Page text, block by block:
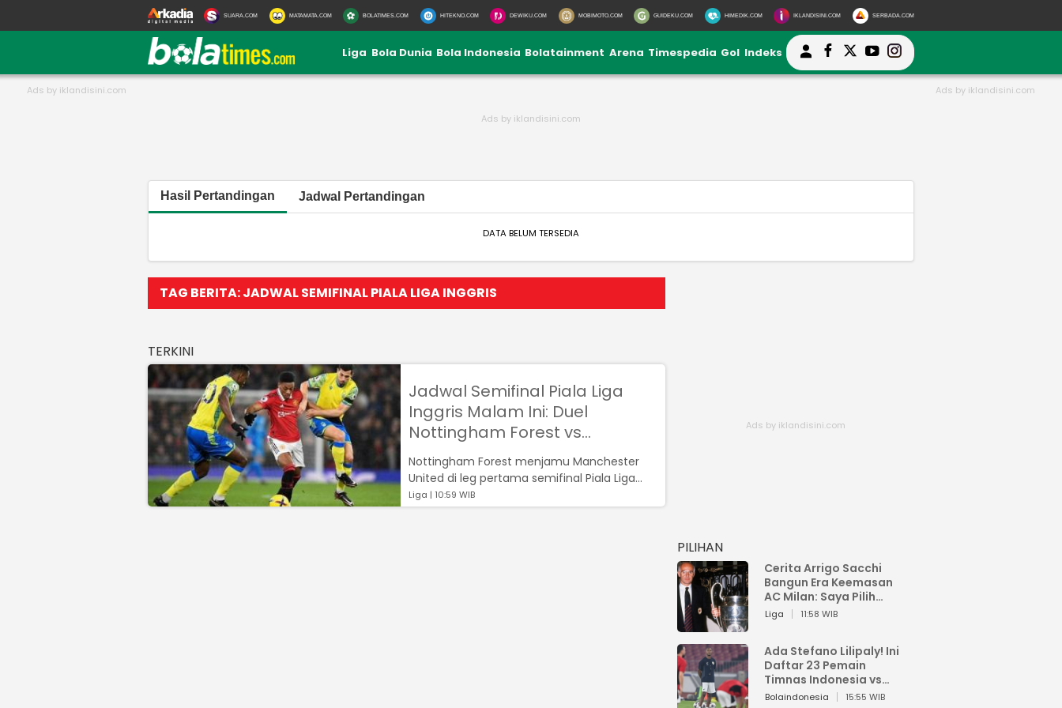
SUARA.COM MATAMATA.COM BOLATIMES.COM HITEKNO.COM DEWIKU.COM MOBIMOTO.COM GUIDEKU.COM HIMEDIK.COM IKLANDISINI.COM SERBADA.COM
Liga Bola Dunia Bola Indonesia Bolatainment Arena Timespedia Gol Indeks
Hasil Pertandingan Jadwal Pertandingan
DATA BELUM TERSEDIA
TAG BERITA: JADWAL SEMIFINAL PIALA LIGA INGGRIS
TERKINI
Jadwal Semifinal Piala Liga
Inggris Malam Ini: Duel
Nottingham Forest vs
Manchester United
Nottingham Forest menjamu Manchester
United di leg pertama semifinal Piala Liga
Inggris....
Liga | 10:59 WIB
PILIHAN
Cerita Arrigo Sacchi
Bangun Era Keemasan
AC Milan: Saya Pilih
Pemain dari Isi Otaknya
Liga 11:58 WIB
Ada Stefano Lilipaly! Ini
Daftar 23 Pemain
Timnas Indonesia vs
China
Bolaindonesia 15:55 WIB